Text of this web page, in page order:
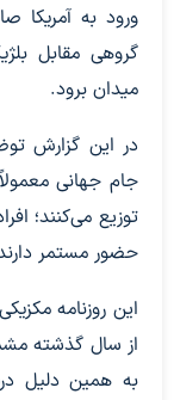
ورود به آمریکا
گروهی مقابل
میدان برود.
در این گزارش
جام جهانی
توزیع می‌کنند؛
حضور مستمر
این روزنامه
از سال گذشته
به همین دلیل